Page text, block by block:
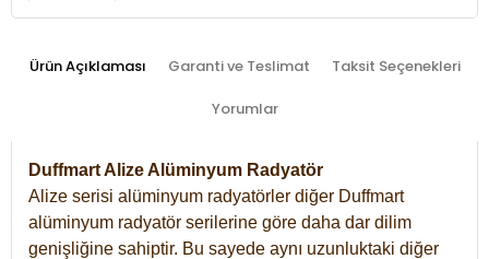
Ürün Açıklaması Garanti ve Teslimat Taksit Seçenekleri
Yorumlar
Duffmart Alize Alüminyum Radyatör
Alize serisi alüminyum radyatörler diğer Duffmart
alüminyum radyatör serilerine göre daha dar dilim
genişliğine sahiptir. Bu sayede aynı uzunluktaki diğer